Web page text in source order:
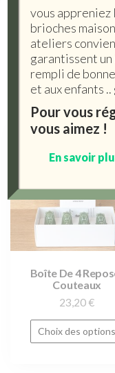
Cigales
5 résultats affichés
Boîte De 4
Couteaux
23,20 €
Choix des options
vous appreniez
brioches
ateliers
garantissent
rempli de
et aux enfants
Pour vous
vous aimez !
En savoir